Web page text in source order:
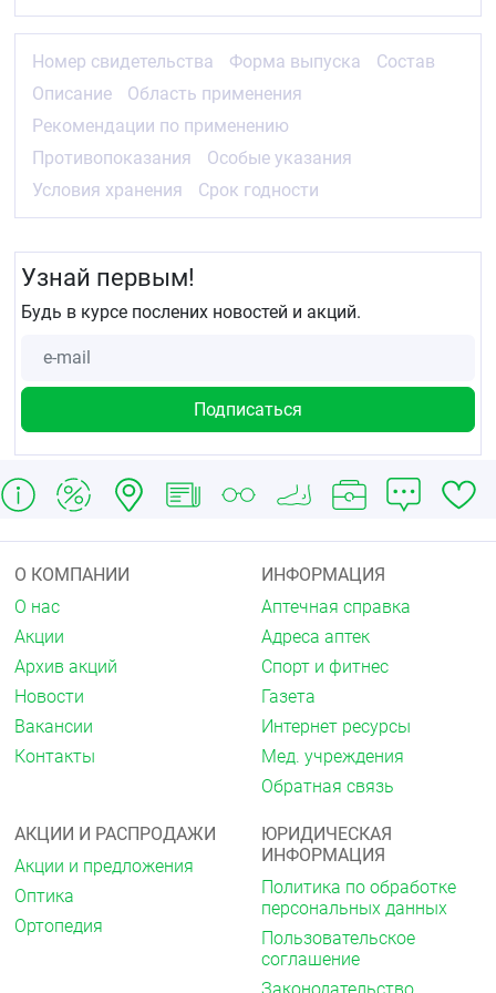
упаковке для защиты от света.
Срок годности
3 года.
Номер свидетельства Форма выпуска
Состав
Описание
Область применения
Рекомендации по применению
Противопоказания
Особые указания
Условия хранения
Срок годности
Узнай первым!
Будь в курсе послених новостей и акций.
О КОМПАНИИ
О нас
Акции
Архив акций
Новости
Вакансии
Контакты
ИНФОРМАЦИЯ
Аптечная справка
Адреса аптек
Спорт и фитнес
Газета
Интернет ресурсы
Мед. учреждения
Обратная связь
АКЦИИ И РАСПРОДАЖИ
Акции и предложения
Оптика
Ортопедия
ЮРИДИЧЕСКАЯ
ИНФОРМАЦИЯ
Политика по обработке
персональных данных
Пользовательское
соглашение